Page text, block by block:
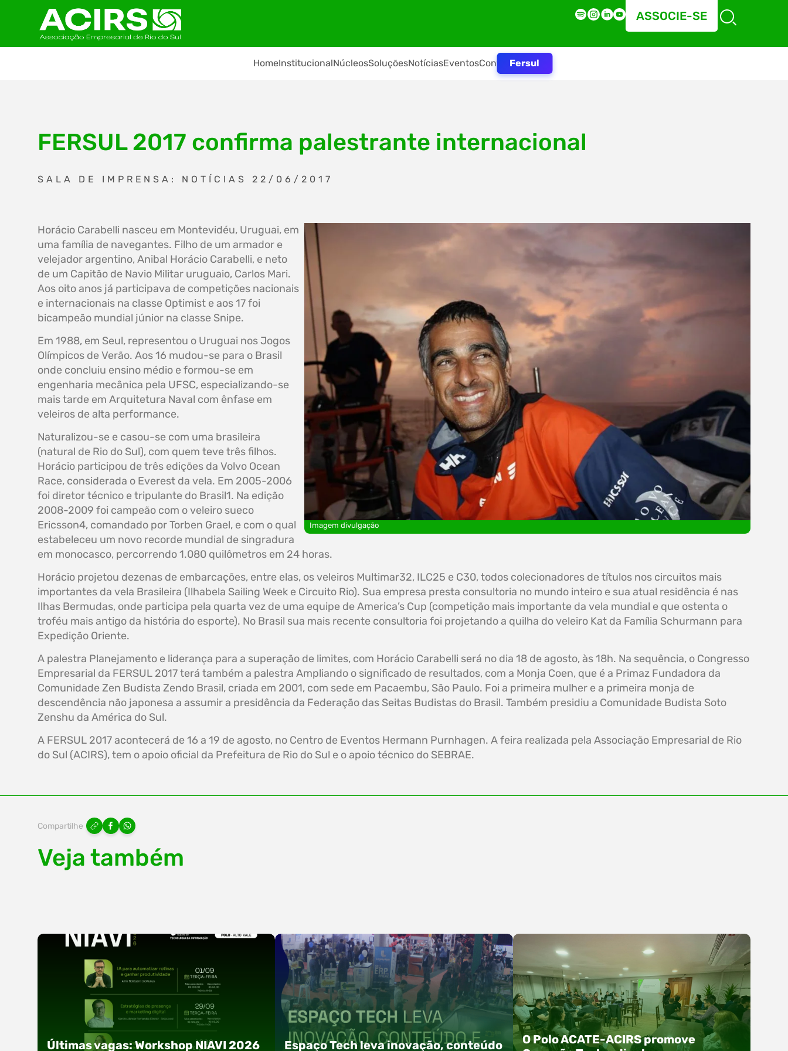
ASSOCIE-SE
HomeInstitucionalNúcleosSoluçõesNotíciasEventosContatoFersul
FERSUL 2017 confirma palestrante internacional
SALA DE IMPRENSA: NOTÍCIAS 22/06/2017
Imagem divulgação
Horácio Carabelli nasceu em Montevidéu, Uruguai, em
uma família de navegantes. Filho de um armador e
velejador argentino, Anibal Horácio Carabelli, e neto
de um Capitão de Navio Militar uruguaio, Carlos Mari.
Aos oito anos já participava de competições nacionais
e internacionais na classe Optimist e aos 17 foi
bicampeão mundial júnior na classe Snipe.
Em 1988, em Seul, representou o Uruguai nos Jogos
Olímpicos de Verão. Aos 16 mudou-se para o Brasil
onde concluiu ensino médio e formou-se em
engenharia mecânica pela UFSC, especializando-se
mais tarde em Arquitetura Naval com ênfase em
veleiros de alta performance.
Naturalizou-se e casou-se com uma brasileira
(natural de Rio do Sul), com quem teve três filhos.
Horácio participou de três edições da Volvo Ocean
Race, considerada o Everest da vela. Em 2005-2006
foi diretor técnico e tripulante do Brasil1. Na edição
2008-2009 foi campeão com o veleiro sueco
Ericsson4, comandado por Torben Grael, e com o qual
estabeleceu um novo recorde mundial de singradura
em monocasco, percorrendo 1.080 quilômetros em 24 horas.
Horácio projetou dezenas de embarcações, entre elas, os veleiros Multimar32, ILC25 e C30, todos colecionadores de títulos nos circuitos mais
importantes da vela Brasileira (Ilhabela Sailing Week e Circuito Rio). Sua empresa presta consultoria no mundo inteiro e sua atual residência é nas
Ilhas Bermudas, onde participa pela quarta vez de uma equipe de America’s Cup (competição mais importante da vela mundial e que ostenta o
troféu mais antigo da história do esporte). No Brasil sua mais recente consultoria foi projetando a quilha do veleiro Kat da Família Schurmann para
Expedição Oriente.
A palestra Planejamento e liderança para a superação de limites, com Horácio Carabelli será no dia 18 de agosto, às 18h. Na sequência, o Congresso
Empresarial da FERSUL 2017 terá também a palestra Ampliando o significado de resultados, com a Monja Coen, que é a Primaz Fundadora da
Comunidade Zen Budista Zendo Brasil, criada em 2001, com sede em Pacaembu, São Paulo. Foi a primeira mulher e a primeira monja de
descendência não japonesa a assumir a presidência da Federação das Seitas Budistas do Brasil. Também presidiu a Comunidade Budista Soto
Zenshu da América do Sul.
A FERSUL 2017 acontecerá de 16 a 19 de agosto, no Centro de Eventos Hermann Purnhagen. A feira realizada pela Associação Empresarial de Rio
do Sul (ACIRS), tem o apoio oficial da Prefeitura de Rio do Sul e o apoio técnico do SEBRAE.
Compartilhe
Veja também
Últimas vagas: Workshop NIAVI 2026
Espaço Tech leva inovação, conteúdo
O Polo ACATE-ACIRS promove